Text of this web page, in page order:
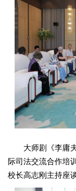
大师剧《李庸
际司法交流合作培
校长高志刚主持座